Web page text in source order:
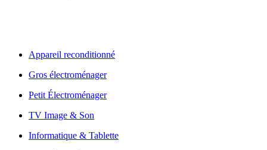
Appareil reconditionné
Gros électroménager
Petit Électroménager
TV Image & Son
Informatique & Tablette